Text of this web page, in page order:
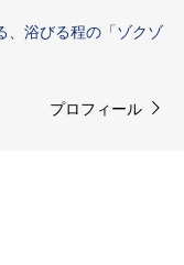
浴びる程の「ゾクゾ
プロフィール